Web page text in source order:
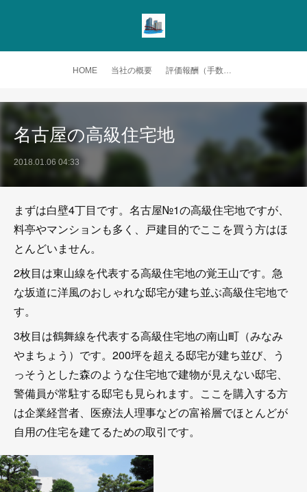
HOME 当社の概要 評価報酬（手数料）
名古屋の高級住宅地
2018.01.06 04:33
まずは白壁4丁目です。名古屋№1の高級住宅地ですが、
料亭やマンションも多く、戸建目的でここを買う方はほ
とんどいません。
2枚目は東山線を代表する高級住宅地の覚王山です。急
な坂道に洋風のおしゃれな邸宅が建ち並ぶ高級住宅地で
す。
3枚目は鶴舞線を代表する高級住宅地の南山町（みなみ
やまちょう）です。200坪を超える邸宅が建ち並び、う
っそうとした森のような住宅地で建物が見えない邸宅、
警備員が常駐する邸宅も見られます。ここを購入する方
は企業経営者、医療法人理事などの富裕層でほとんどが
自用の住宅を建てるための取引です。